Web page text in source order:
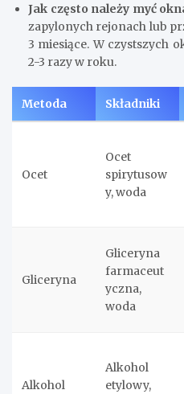
Jak często należy myć
zapylonych rejonach lub
3 miesiące. W czystszych
2-3 razy w roku.
Metoda Składniki
Ocet
Ocet
spirytusow
y, woda
Gliceryna
Gliceryna
farmaceut
yczna,
woda
Alkohol
Alkohol
etylowy,